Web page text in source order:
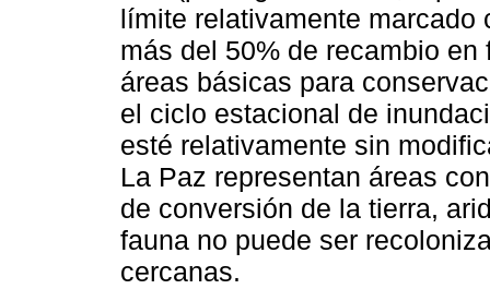
límite relativamente marcado
más del 50% de recambio
áreas básicas para
el ciclo estacional de
esté relativamente sin
La Paz representan áreas
de conversión de la tierra,
fauna no puede ser
cercanas.